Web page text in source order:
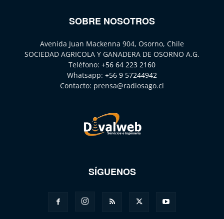
SOBRE NOSOTROS
Avenida Juan Mackenna 904, Osorno, Chile
SOCIEDAD AGRICOLA Y GANADERA DE OSORNO A.G.
Teléfono: +56 64 223 2160
Whatsapp: +56 9 57244942
Contacto: prensa@radiosago.cl
SÍGUENOS